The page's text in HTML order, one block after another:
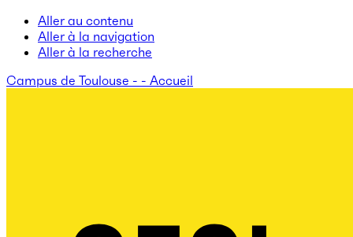
Aller au contenu
Aller à la navigation
Aller à la recherche
Campus de Toulouse - - Accueil